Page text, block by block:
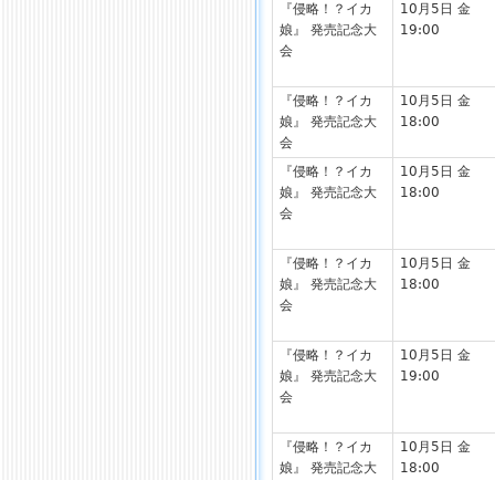
『侵略！？イカ
娘』 発売記念大
会
10月5日 金
19:00
『侵略！？イカ
娘』 発売記念大
会
10月5日 金
18:00
『侵略！？イカ
娘』 発売記念大
会
10月5日 金
18:00
『侵略！？イカ
娘』 発売記念大
会
10月5日 金
18:00
『侵略！？イカ
娘』 発売記念大
会
10月5日 金
19:00
『侵略！？イカ
娘』 発売記念大
10月5日 金
18:00